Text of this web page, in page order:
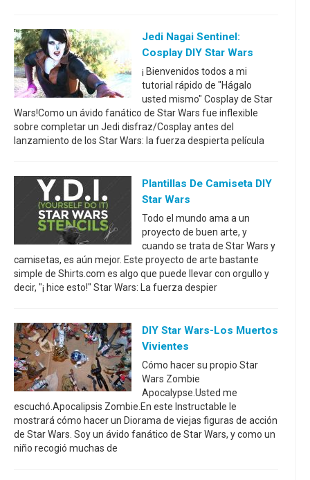
Jedi Nagai Sentinel:
Cosplay DIY Star Wars
¡ Bienvenidos todos a mi
tutorial rápido de "Hágalo
usted mismo" Cosplay de Star
Wars!Como un ávido fanático de Star Wars fue inflexible
sobre completar un Jedi disfraz/Cosplay antes del
lanzamiento de los Star Wars: la fuerza despierta película
Plantillas De Camiseta DIY
Star Wars
Todo el mundo ama a un
proyecto de buen arte, y
cuando se trata de Star Wars y
camisetas, es aún mejor. Este proyecto de arte bastante
simple de Shirts.com es algo que puede llevar con orgullo y
decir, "¡ hice esto!" Star Wars: La fuerza despier
DIY Star Wars-Los Muertos
Vivientes
Cómo hacer su propio Star
Wars Zombie
Apocalypse.Usted me
escuchó.Apocalipsis Zombie.En este Instructable le
mostrará cómo hacer un Diorama de viejas figuras de acción
de Star Wars. Soy un ávido fanático de Star Wars, y como un
niño recogió muchas de